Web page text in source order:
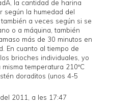
la cantidad de harina
según la humedad del
a veces según si se
o a máquina, también
más de 30 minutos en
En cuanto al tiempo de
brioches individuales, yo
temperatura 210ºC
doraditos (unos 4-5
2011, a les 17:47